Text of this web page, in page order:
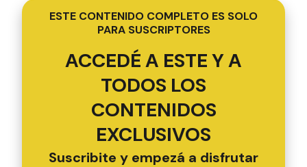
ESTE CONTENIDO COMPLETO ES SOLO
PARA SUSCRIPTORES
ACCEDÉ A ESTE Y A
TODOS LOS
CONTENIDOS
EXCLUSIVOS
Suscribite y empezá a disfrutar